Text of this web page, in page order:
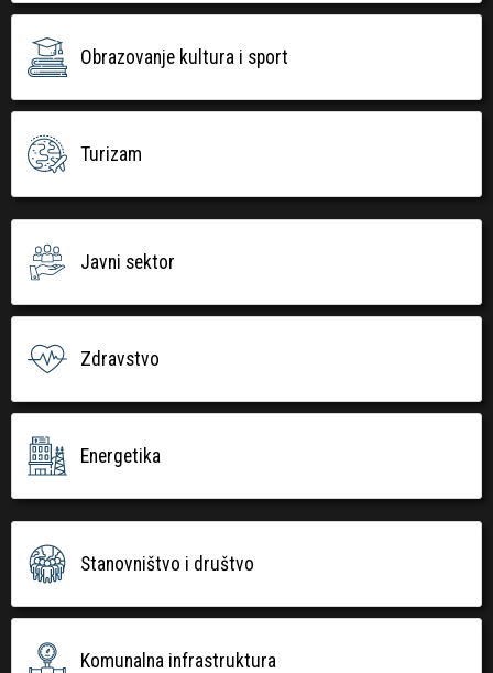
Obrazovanje kultura i sport
Turizam
Javni sektor
Zdravstvo
Energetika
Stanovništvo i društvo
Komunalna infrastruktura